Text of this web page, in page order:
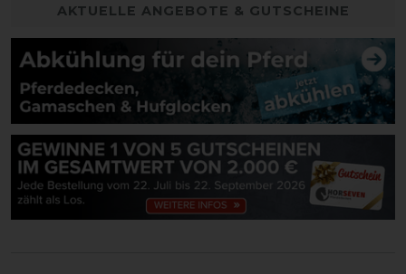
AKTUELLE ANGEBOTE & GUTSCHEINE